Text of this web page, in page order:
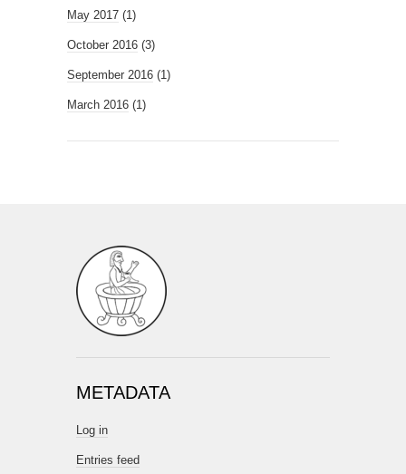
May 2017 (1)
October 2016 (3)
September 2016 (1)
March 2016 (1)
METADATA
Log in
Entries feed